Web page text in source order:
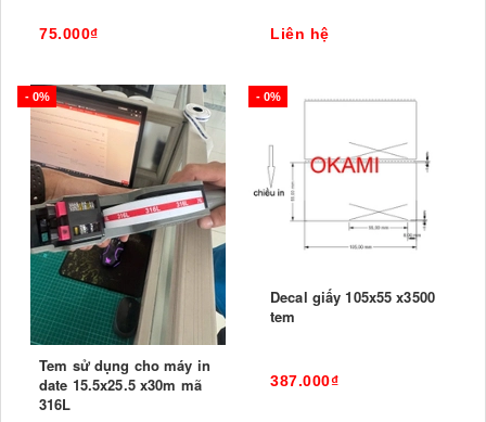
75.000₫ Liên hệ
- 0%
Tem sử dụng cho máy in
date 15.5x25.5 x30m mã
316L
- 0%
Decal giấy 105x55 x3500
tem
387.000₫